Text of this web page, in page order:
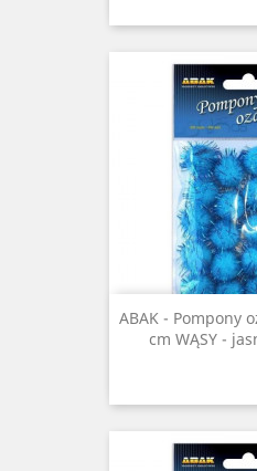
ABAK - Pompony
cm WĄSY -